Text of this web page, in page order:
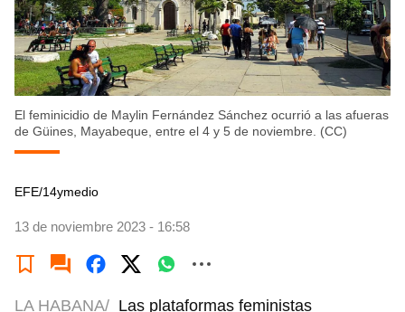
El feminicidio de Maylin Fernández Sánchez ocurrió a las afueras
de Güines, Mayabeque, entre el 4 y 5 de noviembre. (CC)
EFE/14ymedio
13 de noviembre 2023 - 16:58
LA HABANA/ Las plataformas feministas